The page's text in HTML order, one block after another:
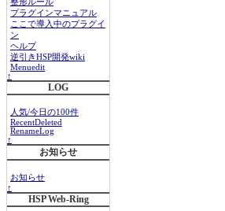
整形ルール
プラグインマニュアル
ここで導入中のプラグイ
ン
ヘルプ
逆引きHSP開発wiki
Menuedit
↑
LOG
人気/今日の100件
RecentDeleted
RenameLog
↑
お知らせ
お知らせ
↑
HSP Web-Ring